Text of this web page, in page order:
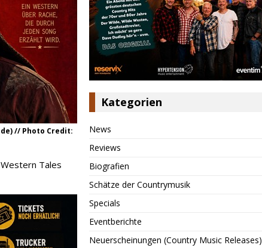
// Photo Credit:
Tales
Kategorien
News
Reviews
Biografien
Schätze der Countrymusik
Specials
Eventberichte
Neuerscheinungen (Country Music Releases)